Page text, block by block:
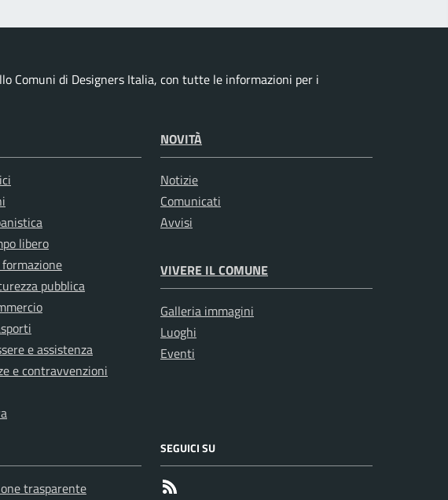
Comuni di Designers Italia, con tutte le informazioni per i
libero
pubblica
e assistenza
e contravvenzioni
NOVITÀ
Notizie
Comunicati
Avvisi
VIVERE IL COMUNE
Galleria immagini
Luoghi
Eventi
trasparente
SEGUICI SU